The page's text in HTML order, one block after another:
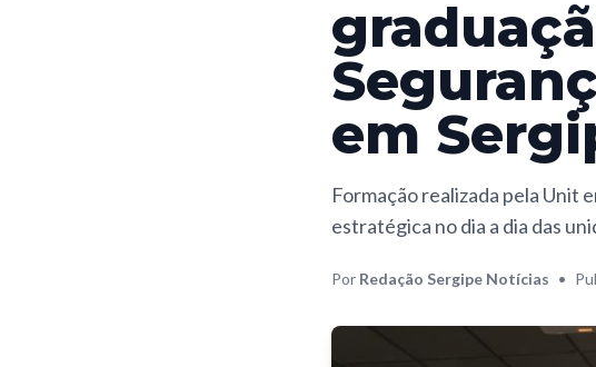
em
Formação realizada pela Unit
estratégica no dia a dia das
Por Redação Sergipe Notícias •